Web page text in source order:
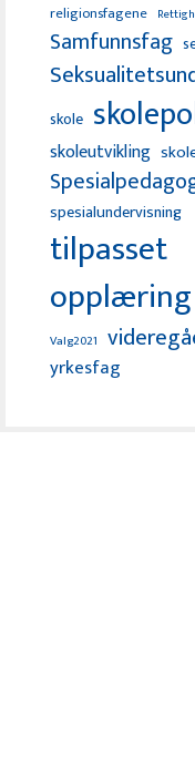
religionsfagene
Samfunnsfag
skole
skoleutvikling
spesialundervisning
tilpasset
opplæring
Valg2021
yrkesfag